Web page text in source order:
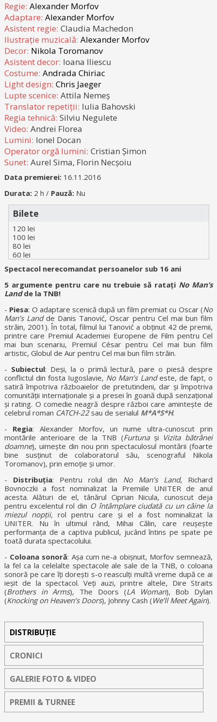
Regie: Alexander Morfov
Adaptare: Alexander Morfov
Asistent regie: Claudia Machedon
Ilustrație muzicală: Alexander Morfov
Decor: Nikola Toromanov
Asistent decor: Ioana Iliescu
Costume: Andrada Chiriac
Light design: Chris Jaeger
Lupte scenice: Attila Nemeș
Translator repetiții: Iulia Bahovski
Regia tehnică: Silviu Negulete
Video: Andrei Florea
Lumini: Ionel Docan
Operator orgă lumini: Cristian Șimon
Sunet: Aurel Sima, Florin Necșoiu
Data premierei: 16.11.2016
Durata: 2 h / Pauză: Nu
Bilete
120 lei
100 lei
80 lei
60 lei
Spectacol nerecomandat persoanelor sub 16 ani
5 argumente pentru care nu trebuie să ratați No Man’s
Landde la TNB!
- Piesa: O adaptare scenică după un film premiat cu Oscar (No
Man’s Landde Danis Tanović, Oscar pentru Cel mai bun film
străin, 2001). În total, filmul lui Tanović a obținut 42 de premii,
printre care Premiul Academiei Europene de Film pentru Cel
mai bun scenariu, Premiul César pentru Cel mai bun film
artistic, Globul de Aur pentru Cel mai bun film străin.
- Subiectul: Deși, la o primă lectură, pare o piesă despre
conflictul din fosta Iugoslavie, No Man’s Landeste, de fapt, o
satiră împotriva războaielor de pretutindeni, dar și împotriva
comunității internaționale și a presei în goană după senzațional
și rating. O comedie neagră despre război care amintește de
celebrul roman CATCH-22sau de serialul M*A*S*H.
- Regia: Alexander Morfov, un nume ultra-cunoscut prin
montările anterioare de la TNB (Furtunași Vizita bătrânei
doamne), uimește din nou prin spectaculosul montării (foarte
bine susținut de colaboratorul său, scenograful Nikola
Toromanov), prin emoție și umor.
- Distribuția: Pentru rolul din No Man’s Land, Richard
Bovnoczki a fost nominalizat la Premiile UNITER de anul
acesta. Alături de el, tânărul Ciprian Nicula, cunoscut deja
pentru excelentul rol din O întâmplare ciudată cu un câine la
miezul nopții, rol pentru care și el a fost nominalizat la
UNITER. Nu în ultimul rând, Mihai Călin, care reușește
performanța de a captiva publicul, jucând întins pe spate pe
toată durata spectacolului.
- Coloana sonoră: Așa cum ne-a obișnuit, Morfov semnează,
la fel ca la celelalte spectacole ale sale de la TNB, o coloana
sonoră pe care îți dorești s-o reasculți multă vreme după ce ai
ieșit de la spectacol. Veți auzi, printre altele, Dire Straits
(Brothers in Arms), The Doors (LA Woman), Bob Dylan
(Knocking on Heaven’s Doors), Johnny Cash ( We’ll Meet Again).
DISTRIBUȚIE
CRONICI
GALERIE FOTO & VIDEO
PREMII & TURNEE